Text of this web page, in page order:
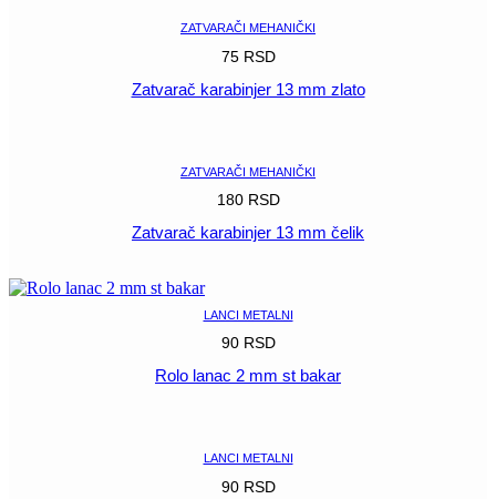
ZATVARAČI MEHANIČKI
75 RSD
Zatvarač karabinjer 13 mm zlato
ZATVARAČI MEHANIČKI
180 RSD
Zatvarač karabinjer 13 mm čelik
LANCI METALNI
90 RSD
Rolo lanac 2 mm st bakar
LANCI METALNI
90 RSD